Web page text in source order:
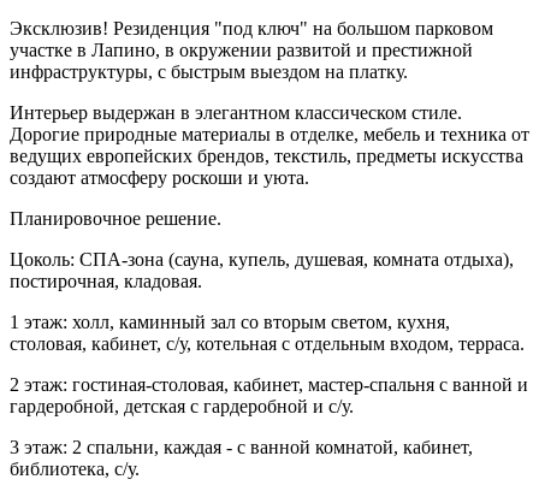
Эксклюзив! Резиденция "под ключ" на большом парковом
участке в Лапино, в окружении развитой и престижной
инфраструктуры, с быстрым выездом на платку.
Интерьер выдержан в элегантном классическом стиле.
Дорогие природные материалы в отделке, мебель и техника от
ведущих европейских брендов, текстиль, предметы искусства
создают атмосферу роскоши и уюта.
Планировочное решение.
Цоколь: СПА-зона (сауна, купель, душевая, комната отдыха),
постирочная, кладовая.
1 этаж: холл, каминный зал со вторым светом, кухня,
столовая, кабинет, с/у, котельная с отдельным входом, терраса.
2 этаж: гостиная-столовая, кабинет, мастер-спальня с ванной и
гардеробной, детская с гардеробной и с/у.
3 этаж: 2 спальни, каждая - с ванной комнатой, кабинет,
библиотека, с/у.